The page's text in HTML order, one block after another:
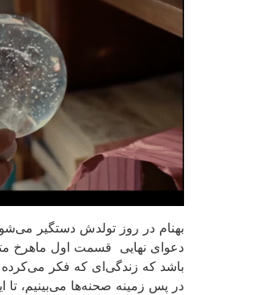
بهنام در روز تولدش دستگیر
دعوای نهایی قسمت اول ماهرخ
باشد که زندگی‌ای که فکر می‌کرده
در پس زمینه صحنه‌ها می‌بینیم،